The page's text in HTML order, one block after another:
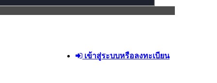
เข้าสู่ระบบหรือลงทะเบียน